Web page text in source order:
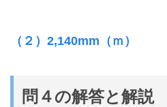
（２）2,140mm（ｍ）
問４の解答と解説